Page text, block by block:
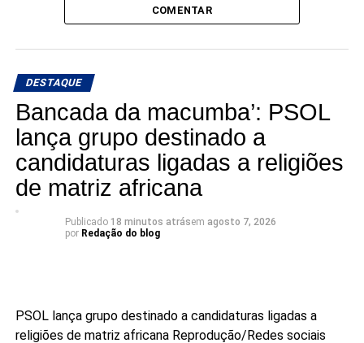
COMENTAR
DESTAQUE
Bancada da macumba’: PSOL
lança grupo destinado a
candidaturas ligadas a religiões
de matriz africana
Publicado 18 minutos atrásem agosto 7, 2026
por Redação do blog
PSOL lança grupo destinado a candidaturas ligadas a
religiões de matriz africana Reprodução/Redes sociais